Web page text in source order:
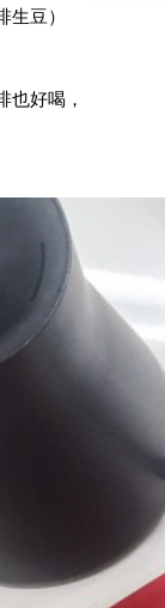
生豆）
也好喝，